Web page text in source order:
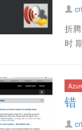
折
时
错